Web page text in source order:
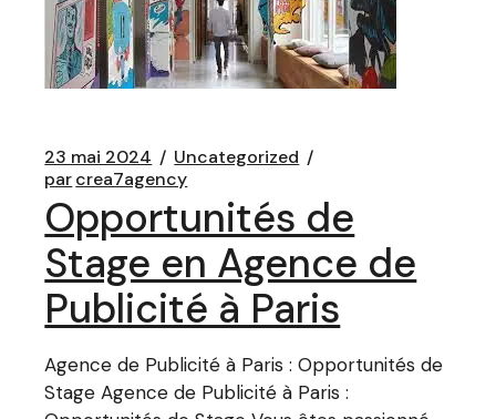
23 mai 2024
Uncategorized
parcrea7agency
Opportunités de
Stage en Agence de
Publicité à Paris
Agence de Publicité à Paris : Opportunités de
Stage Agence de Publicité à Paris :